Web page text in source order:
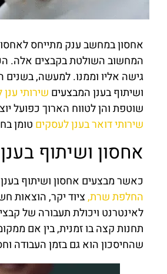
אחסון במחשב ענק מתייחס
המחשוב השולטת בקבצים אלה.
גישה אליו וממנו. למעשה, בשנים
ושיתוף בענן המבצעים שירותי
שוטפת והן לטווח הארוך כפועל
שירותי דואר בענן לעסקים טומן
אחסון ושיתוף
כאשר מבצעים אחסון ושיתוף
החלפת שרת,ציוד יקר, הוצאות
לאינטרנט ויכולת תעבורה של
תחנות קצה בו זמנית, בין אם
שהחיסכון הוא גם בזמן העבודה